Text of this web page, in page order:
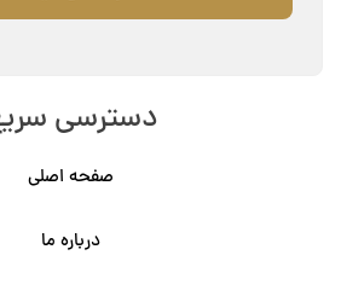
دسترسی
صفحه اصلی
درباره ما